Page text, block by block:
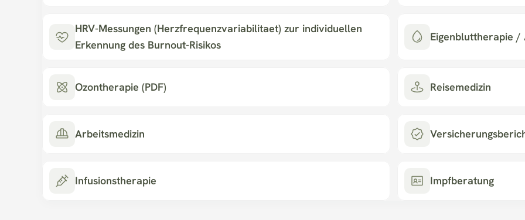
HRV-Messungen (Herzfrequenzvariabilitaet) zur individuellen
Erkennung des Burnout-Risikos
Eigenbluttherapie /
Ozontherapie (PDF) Reisemedizin
Arbeitsmedizin
Infusionstherapie Impfberatung